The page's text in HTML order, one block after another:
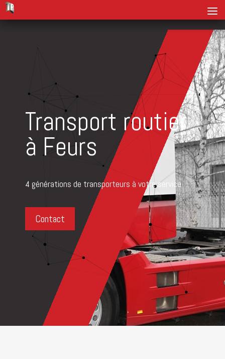
Transport routier
à Feurs
4 générations de transporteurs à votre service
Contact